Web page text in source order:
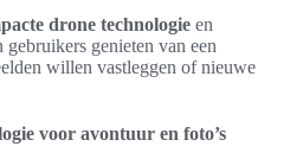
drone technologie en
gebruikers genieten van een
willen vastleggen of nieuwe
voor avontuur en foto’s